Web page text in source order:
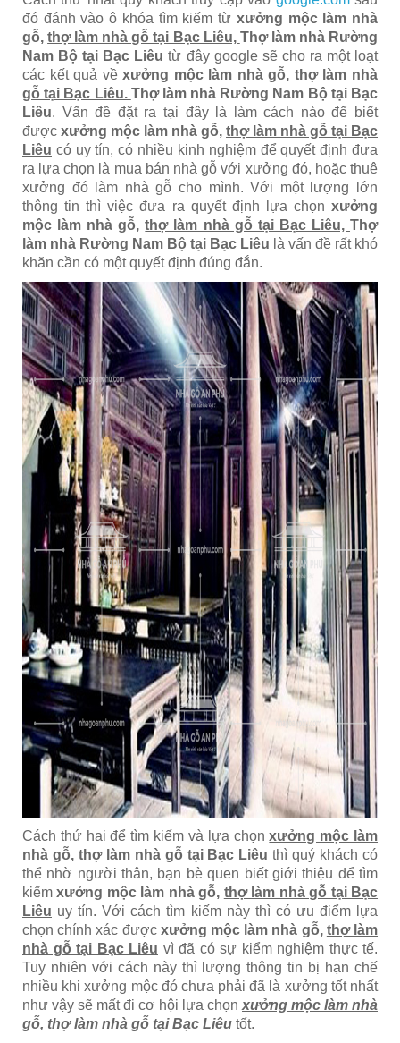
đó đánh vào ô khóa tìm kiếm từ xưởng mộc làm nhà
gỗ,thợ làm nhà gỗ tại Bạc Liêu, Thợ làm nhà Rường
Nam Bộ tại Bạc Liêu từ đây google sẽ cho ra một loạt
các kết quả vềxưởng mộc làm nhà gỗ, thợ làm nhà
gỗ tại Bạc Liêu. Thợ làm nhà Rường Nam Bộ tại Bạc
Liêu. Vấn đề đặt ra tại đây là làm cách nào để biết
được xưởng mộc làm nhà gỗ, thợ làm nhà gỗ tại Bạc
Liêu có uy tín, có nhiều kinh nghiệm để quyết định đưa
ra lựa chọn là mua bán nhà gỗ với xưởng đó, hoặc thuê
xưởng đó làm nhà gỗ cho mình. Với một lượng lớn
thông tin thì việc đưa ra quyết định lựa chọn xưởng
mộc làm nhà gỗ,thợ làm nhà gỗ tại Bạc Liêu,Thợ
làm nhà Rường Nam Bộ tại Bạc Liêu là vấn đề rất khó
khăn cần có một quyết định đúng đắn.
Cách thứ hai để tìm kiếm và lựa chọnxưởng mộc làm
nhà gỗ, thợ làm nhà gỗ tại Bạc Liêu thì quý khách có
thể nhờ người thân, bạn bè quen biết giới thiệu để tìm
kiếmxưởng mộc làm nhà gỗ, thợ làm nhà gỗ tại Bạc
Liêu uy tín. Với cách tìm kiếm này thì có ưu điểm lựa
chọn chính xác được xưởng mộc làm nhà gỗ, thợ làm
nhà gỗ tại Bạc Liêu vì đã có sự kiểm nghiệm thực tế.
Tuy nhiên với cách này thì lượng thông tin bị hạn chế
nhiều khi xưởng mộc đó chưa phải đã là xưởng tốt nhất
như vậy sẽ mất đi cơ hội lựa chọn xưởng mộc làm nhà
gỗ, thợ làm nhà gỗ tại Bạc Liêu tốt.